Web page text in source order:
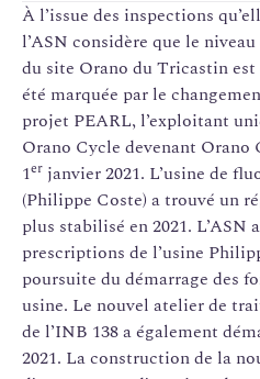
À l’issue des inspections
l’ASN considère que le
du site Orano du Tricastin est
été marquée par le
projet PEARL, l’exploitant
Orano Cycle devenant Orano
1er janvier 2021. L’usine de
(Philippe Coste) a trouvé un
plus stabilisé en 2021. L’ASN
prescriptions de l’usine
poursuite du démarrage des
usine. Le nouvel atelier de
de l’INB 138 a également
2021. La construction de la